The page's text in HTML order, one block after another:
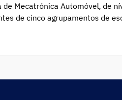
de Mecatrónica Automóvel, de
de cinco agrupamentos de
for International Student